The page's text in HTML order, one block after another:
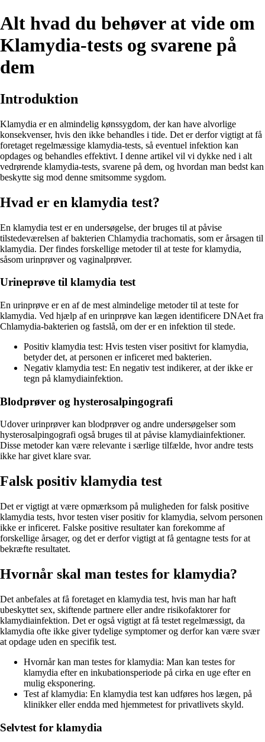
Alt hvad du behøver at vide om
Klamydia-tests og svarene på
dem
Introduktion
Klamydia er en almindelig kønssygdom, der kan have alvorlige
konsekvenser, hvis den ikke behandles i tide. Det er derfor vigtigt at få
foretaget regelmæssige klamydia-tests, så eventuel infektion kan
opdages og behandles effektivt. I denne artikel vil vi dykke ned i alt
vedrørende klamydia-tests, svarene på dem, og hvordan man bedst kan
beskytte sig mod denne smitsomme sygdom.
Hvad er en klamydia test?
En klamydia test er en undersøgelse, der bruges til at påvise
tilstedeværelsen af bakterien Chlamydia trachomatis, som er årsagen til
klamydia. Der findes forskellige metoder til at teste for klamydia,
såsom urinprøver og vaginalprøver.
Urineprøve til klamydia test
En urinprøve er en af de mest almindelige metoder til at teste for
klamydia. Ved hjælp af en urinprøve kan lægen identificere DNAet fra
Chlamydia-bakterien og fastslå, om der er en infektion til stede.
Positiv klamydia test: Hvis testen viser positivt for klamydia,
betyder det, at personen er inficeret med bakterien.
Negativ klamydia test: En negativ test indikerer, at der ikke er
tegn på klamydiainfektion.
Blodprøver og hysterosalpingografi
Udover urinprøver kan blodprøver og andre undersøgelser som
hysterosalpingografi også bruges til at påvise klamydiainfektioner.
Disse metoder kan være relevante i særlige tilfælde, hvor andre tests
ikke har givet klare svar.
Falsk positiv klamydia test
Det er vigtigt at være opmærksom på muligheden for falsk positive
klamydia tests, hvor testen viser positiv for klamydia, selvom personen
ikke er inficeret. Falske positive resultater kan forekomme af
forskellige årsager, og det er derfor vigtigt at få gentagne tests for at
bekræfte resultatet.
Hvornår skal man testes for klamydia?
Det anbefales at få foretaget en klamydia test, hvis man har haft
ubeskyttet sex, skiftende partnere eller andre risikofaktorer for
klamydiainfektion. Det er også vigtigt at få testet regelmæssigt, da
klamydia ofte ikke giver tydelige symptomer og derfor kan være svær
at opdage uden en specifik test.
Hvornår kan man testes for klamydia: Man kan testes for
klamydia efter en inkubationsperiode på cirka en uge efter en
mulig eksponering.
Test af klamydia: En klamydia test kan udføres hos lægen, på
klinikker eller endda med hjemmetest for privatlivets skyld.
Selvtest for klamydia